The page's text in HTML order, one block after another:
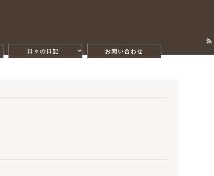
日々の日記 お問い合わせ